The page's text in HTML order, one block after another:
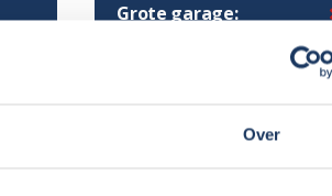
Over
Grote garage:
Vast navigatiesysteem: